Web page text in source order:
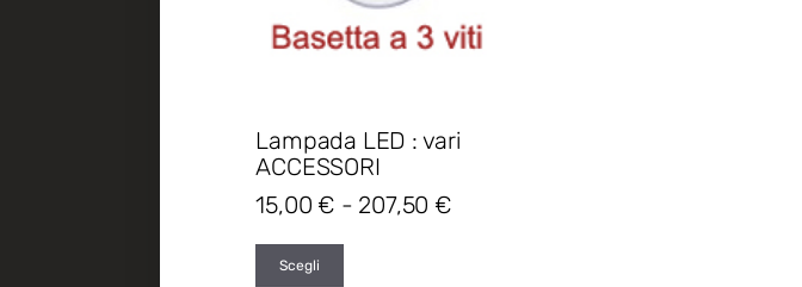
Lampada LED : vari
ACCESSORI
15,00 € - 207,50 €
Scegli